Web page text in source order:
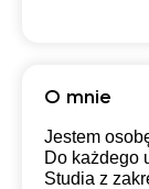
O mnie
Jestem
Do każdego
Studia z